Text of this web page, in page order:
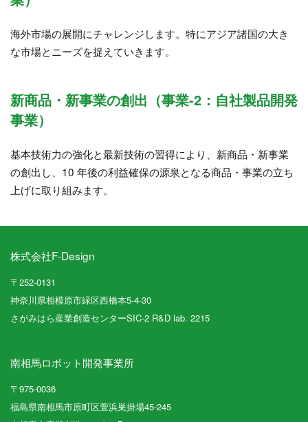
海外市場の展開にチャレンジします。特にアジア諸国の大き
な市場とニーズを捉えていきます。
新商品・新事業の創出（事業-2：自社製品開発
事業）
基本技術力の強化と最新技術の習得により、新商品・新事業
の創出し、10 年後の利益確保の源泉となる商品・事業の立ち
上げに取り組みます。
株式会社F-Design
〒252-0131
神奈川県相模原市緑区西橋本5-4-30
さがみはら産業創造センターSIC-2 R&D lab. 2215
南相馬ロボット開発事業所
〒975-0036
福島県南相馬市原町区萱浜巣掛場45-245